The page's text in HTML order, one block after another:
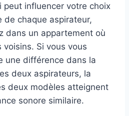
peut influencer votre choix
de chaque aspirateur,
dans un appartement où
Si vous vous
une différence dans la
deux aspirateurs, la
deux modèles atteignent
sonore similaire.